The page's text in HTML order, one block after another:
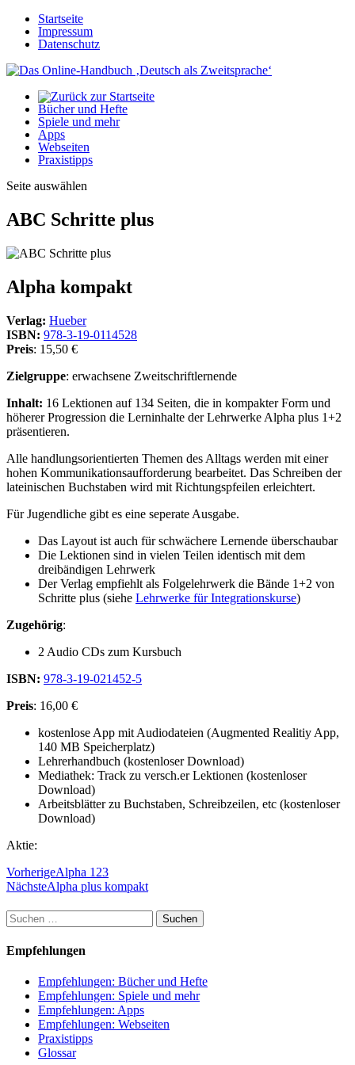
Startseite
Impressum
Datenschutz
Bücher und Hefte
Spiele und mehr
Apps
Webseiten
Praxistipps
Seite auswählen
ABC Schritte plus
Alpha kompakt
Verlag: Hueber
ISBN: 978-3-19-0114528
Preis: 15,50 €
Zielgruppe: erwachsene Zweitschriftlernende
Inhalt: 16 Lektionen auf 134 Seiten, die in kompakter Form und
höherer Progression die Lerninhalte der Lehrwerke Alpha plus 1+2
präsentieren.
Alle handlungsorientierten Themen des Alltags werden mit einer
hohen Kommunikationsaufforderung bearbeitet. Das Schreiben der
lateinischen Buchstaben wird mit Richtungspfeilen erleichtert.
Für Jugendliche gibt es eine seperate Ausgabe.
Das Layout ist auch für schwächere Lernende überschaubar
Die Lektionen sind in vielen Teilen identisch mit dem
dreibändigen Lehrwerk
Der Verlag empfiehlt als Folgelehrwerk die Bände 1+2 von
Schritte plus (siehe Lehrwerke für Integrationskurse)
Zugehörig:
2 Audio CDs zum Kursbuch
ISBN: 978-3-19-021452-5
Preis: 16,00 €
kostenlose App mit Audiodateien (Augmented Realitiy App,
140 MB Speicherplatz)
Lehrerhandbuch (kostenloser Download)
Mediathek: Track zu versch.er Lektionen (kostenloser
Download)
Arbeitsblätter zu Buchstaben, Schreibzeilen, etc (kostenloser
Download)
Aktie:
VorherigeAlpha 123
NächsteAlpha plus kompakt
Suchen
nach:
Empfehlungen
Empfehlungen: Bücher und Hefte
Empfehlungen: Spiele und mehr
Empfehlungen: Apps
Empfehlungen: Webseiten
Praxistipps
Glossar